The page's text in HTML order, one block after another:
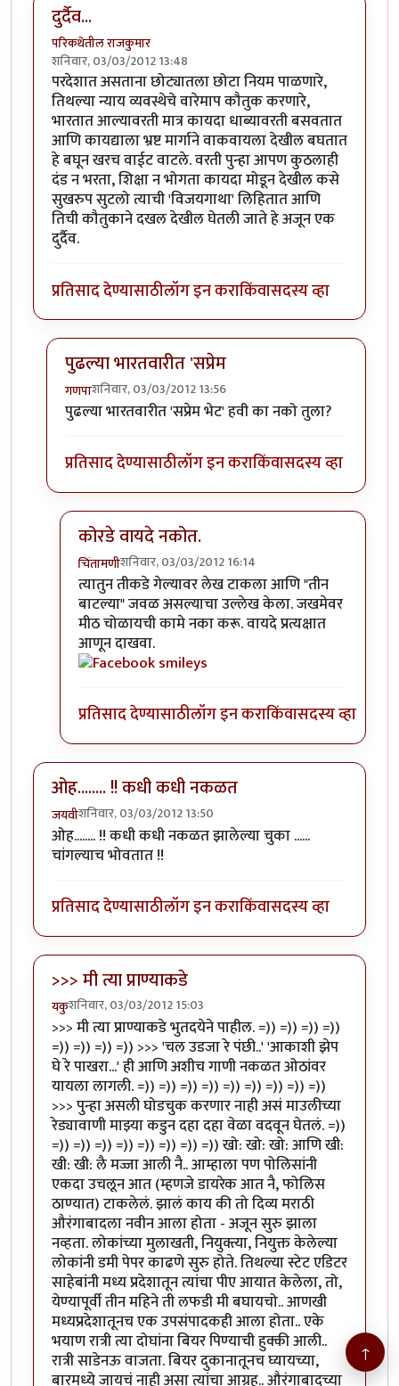
दुर्दैव...
परिकथेतील राजकुमार
शनिवार, 03/03/2012 13:48
परदेशात असताना छोट्यातला छोटा नियम पाळणारे,
तिथल्या न्याय व्यवस्थेचे वारेमाप कौतुक करणारे,
भारतात आल्यावरती मात्र कायदा धाब्यावरती बसवतात
आणि कायद्याला भ्रष्ट मार्गाने वाकवायला देखील बघतात
हे बघून खरच वाईट वाटले. वरती पुन्हा आपण कुठलाही
दंड न भरता, शिक्षा न भोगता कायदा मोडून देखील कसे
सुखरुप सुटलो त्याची 'विजयगाथा' लिहितात आणि
तिची कौतुकाने दखल देखील घेतली जाते हे अजून एक
दुर्दैव.
प्रतिसाद देण्यासाठीलॉग इन कराकिंवासदस्य व्हा
पुढल्या भारतवारीत 'सप्रेम
गणपाशनिवार, 03/03/2012 13:56
In reply toदुर्दैव...byपरिकथेतील राजकुमार
पुढल्या भारतवारीत 'सप्रेम भेट' हवी का नको तुला?
प्रतिसाद देण्यासाठीलॉग इन कराकिंवासदस्य व्हा
कोरडे वायदे नकोत.
चिंतामणीशनिवार, 03/03/2012 16:14
In reply toपुढल्या भारतवारीत 'सप्रेमbyगणपा
त्यातुन तीकडे गेल्यावर लेख टाकला आणि "तीन
बाटल्या" जवळ असल्याचा उल्लेख केला. जखमेवर
मीठ चोळायची कामे नका करू. वायदे प्रत्यक्षात
आणून दाखवा.
प्रतिसाद देण्यासाठीलॉग इन कराकिंवासदस्य व्हा
ओह........ !! कधी कधी नकळत
जयवीशनिवार, 03/03/2012 13:50
ओह........ !! कधी कधी नकळत झालेल्या चुका ......
चांगल्याच भोवतात !!
प्रतिसाद देण्यासाठीलॉग इन कराकिंवासदस्य व्हा
>>> मी त्या प्राण्याकडे
यकुशनिवार, 03/03/2012 15:03
>>> मी त्या प्राण्याकडे भुतदयेने पाहील. =)) =)) =)) =))
=)) =)) =)) =)) >>> 'चल उडजा रे पंछी..' 'आकाशी झेप
घे रे पाखरा...' ही आणि अशीच गाणी नकळत ओठांवर
यायला लागली. =)) =)) =)) =)) =)) =)) =)) =)) =))
>>> पुन्हा असली घोडचुक करणार नाही असं माउलीच्या
रेड्यावाणी माझ्या कडुन दहा दहा वेळा वदवून घेतलं. =))
=)) =)) =)) =)) =)) =)) =)) =)) खो: खो: खो: आणि खी:
खी: खी: लै मज्जा आली नै.. आम्हाला पण पोलिसांनी
एकदा उचलून आत (म्हणजे डायरेक आत नै, फोलिस
ठाण्‍यात) टाकलेलं. झालं काय की तो दिव्य मराठी
औरंगाबादला नवीन आला होता - अजून सुरु झाला
नव्हता. लोकांच्या मुलाखती, नियुक्त्या, नियुक्त केलेल्या
लोकांनी डमी पेपर काढणे सुरु होते. तिथल्या स्टेट एडिटर
साहेबांनी मध्‍य प्रदेशातून त्यांचा पीए आयात केलेला, तो,
येण्‍यापूर्वी तीन मह‍िने ती लफडी मी बघायचो.. आणखी
मध्‍यप्रदेशातूनच एक उपसंपादकही आला होता.. एके
भयाण रात्री त्या दोघांना बियर पिण्‍याची हुक्की आली..
रात्री साडेनऊ वाजता. बियर दुकानातूनच घ्यायच्या,
बारमध्‍ये जायचं नाही असा त्यांचा आग्रह.. औरंगाबादच्या
↑